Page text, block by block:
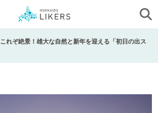
これぞ絶景！雄大な自然と新年を迎える「初日の出ス